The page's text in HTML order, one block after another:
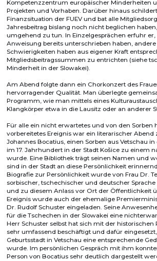
Kompetenzzentrum europäischer Minderheiten
Projekten und Vorhaben. Darüber hinaus
Finanzsituation der FUEV und bat alle
Jahresbeitrag bislang noch nicht beglichen
umgehend zu tun. In Einzelgesprächen erfuhr er,
Anweisung bereits unterschrieben haben,
Schwierigkeiten haben aus eigener Kraft
Mitgliedsbeitragssummen zu entrichten (siehe
Minderheit in der Slowakei).
Am Abend folgte dann ein Chorkonzert des
hervorragender Qualität. Man überlegte
Programm, wie man mittels eines
Klangkörper etwa in die Lausitz oder an anderer
Für alle ein nicht erwartetes und von den Sorben
vorbereitetes Ereignis war ein literarischer Abend
Johannes Bocatius, einen Sorben aus Vetschau
im 17. Jahrhundert in der Stadt Košice zu einem
wurde. Eine Bibliothek trägt seinen Namen und
sind in der Stadt an diese Persönlichkeit
Biografie zur Persönlichkeit wurde von Frau Dr.
sorbischer, tschechischer und deutscher
und zu diesem Anlass vor Ort der Öffentlichkeit
Ereignis wurde auch der ehemalige
Dr. Rudolf Schuster eingeladen. Seine
für die Tschechen in der Slowakei eine
Herr Schuster selbst hat sich mit der historischen
sehr umfassend beschäftigt und dafür
Geburtsstadt in Vetschau eine entsprechende
wurde. Im persönlichen Gespräch mit ihm
Person von Bocatius sehr deutlich dargestellt